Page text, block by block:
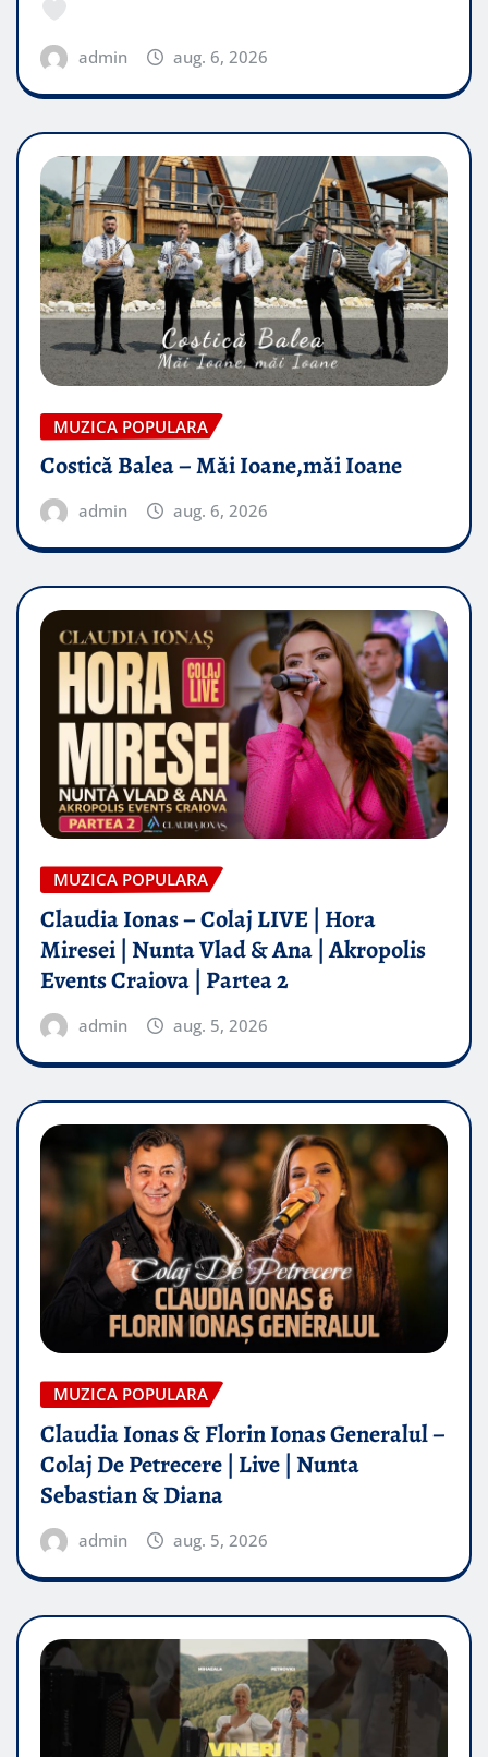
admin aug. 6, 2026
MUZICA POPULARA
Costică Balea – Măi Ioane,măi Ioane
admin aug. 6, 2026
MUZICA POPULARA
Claudia Ionas – Colaj LIVE | Hora
Miresei | Nunta Vlad & Ana | Akropolis
Events Craiova | Partea 2
admin aug. 5, 2026
MUZICA POPULARA
Claudia Ionas & Florin Ionas Generalul –
Colaj De Petrecere | Live | Nunta
Sebastian & Diana
admin aug. 5, 2026